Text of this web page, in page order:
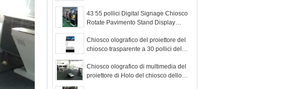
43 55 pollici Digital Signage Chiosco
Rotate Pavimento Stand Display
Chiosco olografico del proiettore del
chiosco trasparente a 30 pollici del
Chiosco olografico di multimedia del
proiettore di Holo del chiosco dello